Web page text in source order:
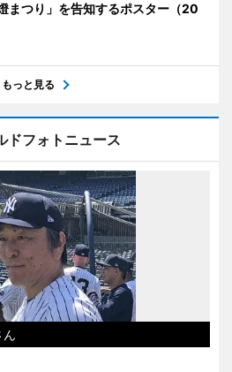
まつり」を告知するポスター（20
もっと見る
ドフォトニュース
ん